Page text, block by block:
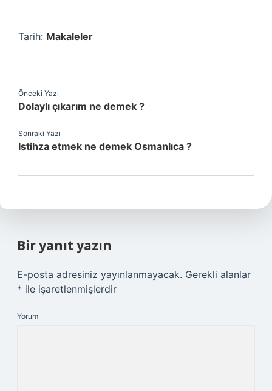
Tarih: Makaleler
Önceki Yazı
Dolaylı çıkarım ne demek ?
Sonraki Yazı
Istihza etmek ne demek Osmanlıca ?
Bir yanıt yazın
E-posta adresiniz yayınlanmayacak. Gerekli alanlar
* ile işaretlenmişlerdir
Yorum